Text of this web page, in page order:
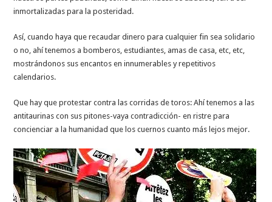
inmortalizadas para la posteridad.
Así, cuando haya que recaudar dinero para cualquier fin sea solidario
o no, ahí tenemos a bomberos, estudiantes, amas de casa, etc, etc,
mostrándonos sus encantos en innumerables y repetitivos
calendarios.
Que hay que protestar contra las corridas de toros: Ahí tenemos a las
antitaurinas con sus pitones-vaya contradicción- en ristre para
concienciar a la humanidad que los cuernos cuanto más lejos mejor.